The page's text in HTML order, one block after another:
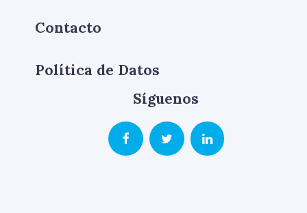
Contacto
Política de Datos
Síguenos